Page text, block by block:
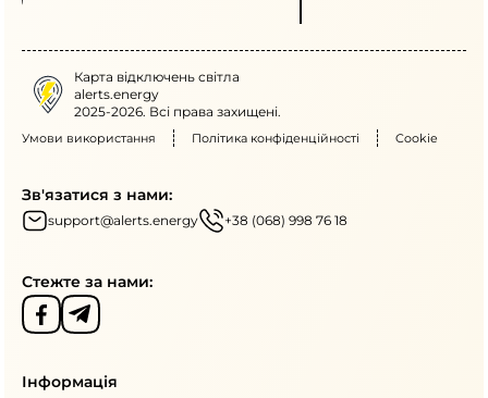
Карта відключень світла
alerts.energy
2025-2026. Всі права захищені.
Умови використання Політика конфіденційності Cookie
Зв'язатися з нами:
support@alerts.energy +38 (068) 998 76 18
Стежте за нами:
Інформація